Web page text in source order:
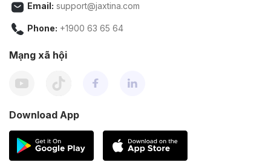
Email: support@jaxtina.com
Phone: +1900 63 65 64
Mạng xã hội
Download App